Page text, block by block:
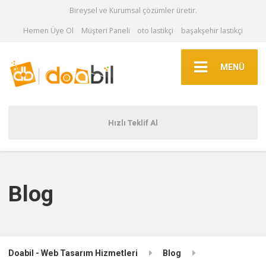
Bireysel ve Kurumsal çözümler üretir.
Hemen Üye Ol
Müşteri Paneli oto lastikçi başakşehir lastikçi
MENÜ
Hızlı Teklif Al
Blog
Doabil - Web Tasarım Hizmetleri Blog